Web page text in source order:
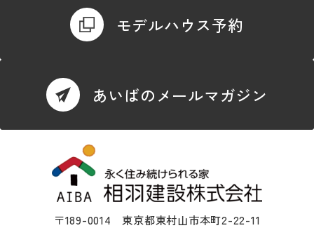
モデルハウス予約
あいばのメールマガジン
〒189-0014 東京都東村山市本町2-22-11